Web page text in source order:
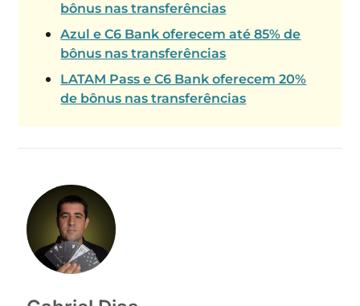
bônus nas transferências
Azul e C6 Bank oferecem até 85% de
bônus nas transferências
LATAM Pass e C6 Bank oferecem 20%
de bônus nas transferências